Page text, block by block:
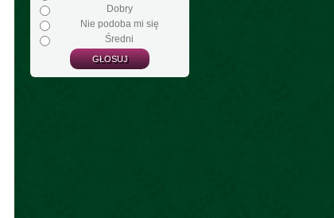
Dobry
Nie podoba mi się
Średni